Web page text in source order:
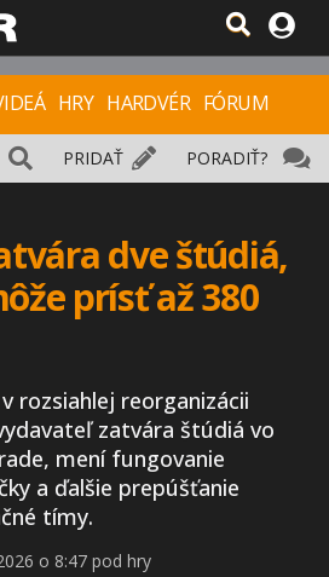
HRY HARDVÉR FÓRUM
PORADIŤ?
PRIDAŤ
dve štúdiá,
prísť až 380
rozsiahlej reorganizácii
zatvára štúdiá vo
mení fungovanie
a ďalšie prepúšťanie
tímy.
o 8:47 pod hry